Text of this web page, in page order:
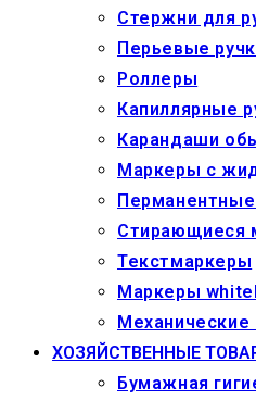
Стержни для
Перьевые
Роллеры
Капиллярные
Карандаши
Маркеры c
Стирающиеся
Текстмаркеры
Маркеры
Механические
ХОЗЯЙСТВЕННЫЕ
Бумажная